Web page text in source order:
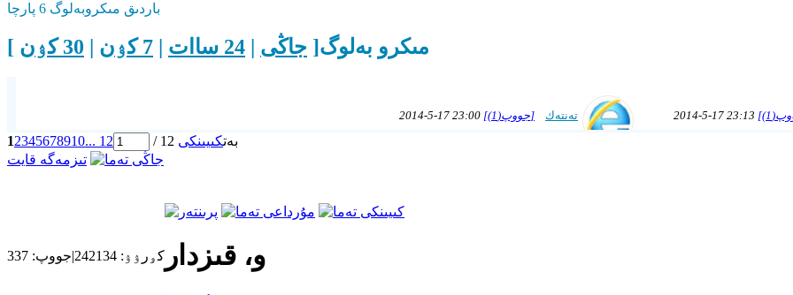
مىكرو بەلوگ[ جاڭى | 24 ساات | 7 كۉن | 30 كۉن ]
2014-5-17 23:13
تەنتەك 2014-5-17 23:00
[جووپ(1)]
12345678910... 12 / 12 بەتكىيىنكى
تىزمەگە قايت
كۅرۉۉ: 242134
|جووپ: 337 و، قىزدار